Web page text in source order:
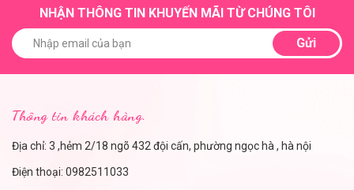
NHẬN THÔNG TIN KHUYẾN MÃI TỪ CHÚNG TÔI
Gửi
Thông tin khách hàng.
Địa chỉ: 3 ,hẻm 2/18 ngõ 432 đội cấn, phường ngọc hà , hà nội
Điện thoại: 0982511033